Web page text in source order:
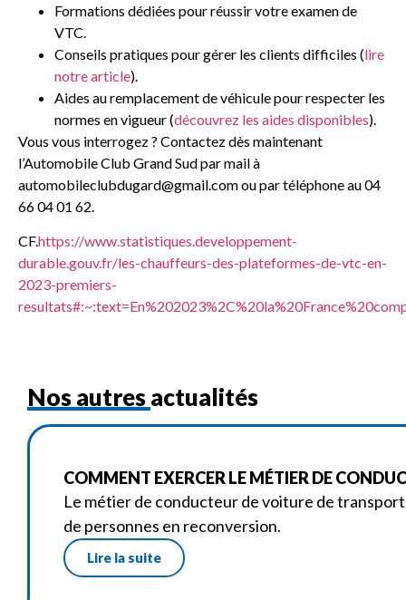
Formations dédiées pour réussir votre examen de
VTC.
Conseils pratiques pour gérer les clients difficiles (lire
notre article).
Aides au remplacement de véhicule pour respecter les
normes en vigueur (découvrez les aides disponibles).
Vous vous interrogez ? Contactez dès maintenant
l’Automobile Club Grand Sud par mail à
automobileclubdugard@gmail.com ou par téléphone au 04
66 04 01 62.
CF.https://www.statistiques.developpement-
durable.gouv.fr/les-chauffeurs-des-plateformes-de-vtc-en-
2023-premiers-
Nos autres actualités
COMMENT EXERCER LE MÉTIER DE
Le métier de conducteur de voiture de
de personnes en reconversion.
Lire la suite